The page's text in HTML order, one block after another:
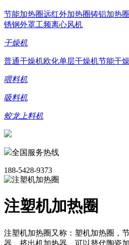
节能加热圈远红外加热圈铸铝加热圈
锈钢外罩工频离心风机
干燥机
普通干燥机欧化单层干燥机节能干
喂料机
吸料机
蛟龙上料机
全国服务热线
188-5428-9373
注塑机加热圈
注塑机加热圈又称：塑机加热圈，
器，挤出机加热器，可以替代陶瓷